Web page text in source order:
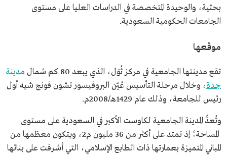
بحثية، والوحيدة المتخصصة في الدراسات العليا على مستوى
الجامعات الحكومية السعودية.
موقعها
تقع مدينتها الجامعية في مركز ثُوَل، الذي يبعد 80 كم شمال
مدينة
جدة، وخلال مرحلة التأسيس عُيّن البروفيسور تشون فونج شيه أول
رئيس للجامعة، وذلك عام 1429هـ/2008م.
وتُعدُّ المدينة الجامعية لكاوست الأكبر في السعودية على مستوى
المساحة؛ إذ تمتد على أكثر من 36 مليون م2، ويتكون معظمها من
المباني المتميزة بعمارتها ذات الطابع الإسلامي، التي أشرفت على بنائها